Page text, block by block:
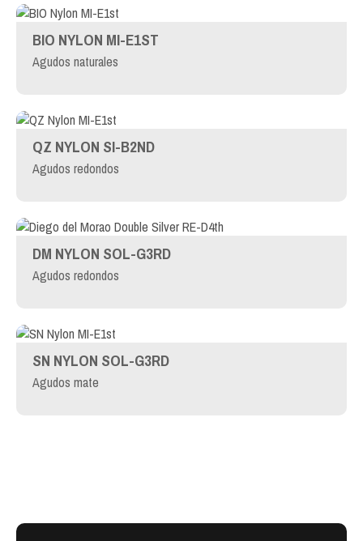
BIO NYLON MI-E1ST
Agudos naturales
QZ NYLON SI-B2ND
Agudos redondos
DM NYLON SOL-G3RD
Agudos redondos
SN NYLON SOL-G3RD
Agudos mate